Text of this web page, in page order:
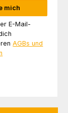
mich
E-Mail-
AGBs und